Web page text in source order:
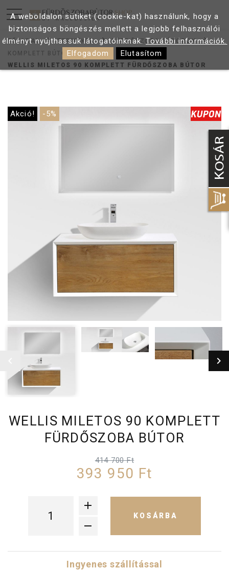
FŐOLDAL TERMÉKEK
FÜRDŐSZOBA BÚTOROK
KOMPLETT BÚTOR
WELLIS MILETOS 90 KOMPLETT FÜRDŐSZOBA BÚTOR
Akció! -5%
WELLIS MILETOS 90 KOMPLETT
FÜRDŐSZOBA BÚTOR
414 700 Ft
393 950 Ft
KOSÁRBA
Ingyenes szállítással
A weboldalon sütiket (cookie-kat) használunk, hogy a
biztonságos böngészés mellett a legjobb felhasználói
élményt nyújthassuk látogatóinknak.További információk.
Elfogadom
Elutasítom